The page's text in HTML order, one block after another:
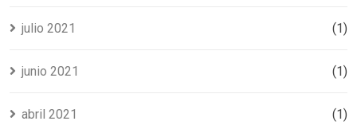
julio 2021 (1)
junio 2021 (1)
abril 2021 (1)